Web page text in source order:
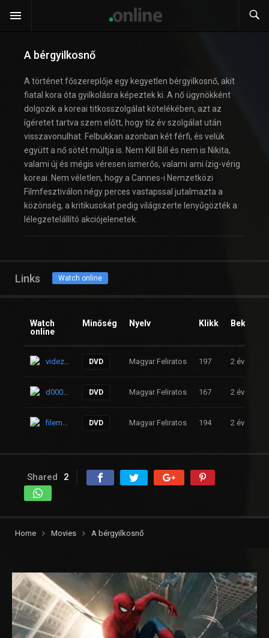
A bérgyilkosnő
A történet főszereplője egy kegyetlen bérgyilkosnő, akit
fiatal kora óta gyilkolásra képeztek ki. A nő ügynökként
dolgozik a koreai titkosszolgálat kötelékében, azt az
ígéretet tartva szem előtt, hogy tíz év szolgálat után
visszavonulhat. Felbukkan azonban két férfi, és velük
együtt a nő sötét múltja is. Nem Kill Bill és nem is Nikita,
valami új és mégis véresen ismerős, valami ami ízig-vérig
koreai. Nem véletlen, hogy a Cannes-i Nemzetközi
Filmfesztiválon négy perces vastapssal jutalmazta a
közönség, a kritikusokat pedig világszerte lenyűgözték a
lélegzetelállító akciójelenetek.
Links Watch online
Watch
online
Minőség Nyelv Klikk Beküldve
videzz.net DVD Magyar Feliratos 197 2 év
d000d.com DVD Magyar Feliratos 167 2 év
filemoon.sx DVD Magyar Feliratos 194 2 év
Shared 2
Home Movies A bérgyilkosnő